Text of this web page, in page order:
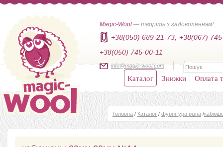
Magic-Wool — творіть з задоволенням!
+38(050) 689-21-73,
+38(067)
+38(050) 745-00-11
info@magic-wool.com
Каталог Знижки Оплата
Головна / Каталог / фурнітура різна /